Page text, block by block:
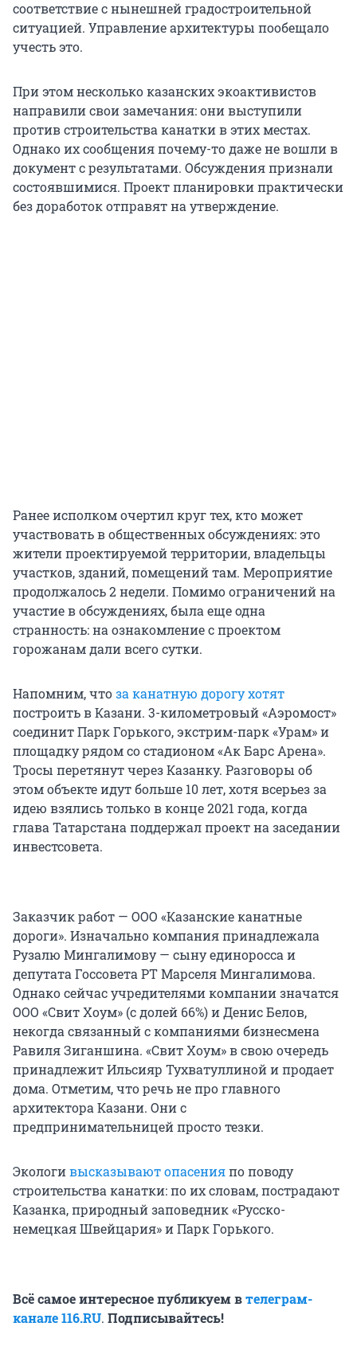
соответствие с нынешней градостроительной
ситуацией. Управление архитектуры пообещало
учесть это.
При этом несколько казанских экоактивистов
направили свои замечания: они выступили
против строительства канатки в этих местах.
Однако их сообщения почему-то даже не вошли в
документ с результатами. Обсуждения признали
состоявшимися. Проект планировки практически
без доработок отправят на утверждение.
Ранее исполком очертил круг тех, кто может
участвовать в общественных обсуждениях: это
жители проектируемой территории, владельцы
участков, зданий, помещений там. Мероприятие
продолжалось 2 недели. Помимо ограничений на
участие в обсуждениях, была еще одна
странность: на ознакомление с проектом
горожанам дали всего сутки.
Напомним, чтоза канатную дорогу хотят
построить в Казани. 3-километровый «Аэромост»
соединит Парк Горького, экстрим-парк «Урам» и
площадку рядом со стадионом «Ак Барс Арена».
Тросы перетянут через Казанку. Разговоры об
этом объекте идут больше 10 лет, хотя всерьез за
идею взялись только в конце 2021 года, когда
глава Татарстана поддержал проект на заседании
инвестсовета.
Заказчик работ — ООО «Казанские канатные
дороги». Изначально компания принадлежала
Рузалю Мингалимову — сыну единоросса и
депутата Госсовета РТ Марселя Мингалимова.
Однако сейчас учредителями компании значатся
ООО «Свит Хоум» (с долей 66%) и Денис Белов,
некогда связанный с компаниями бизнесмена
Равиля Зиганшина. «Свит Хоум» в свою очередь
принадлежит Ильсияр Тухватуллиной и продает
дома. Отметим, что речь не про главного
архитектора Казани. Они с
предпринимательницей просто тезки.
Экологивысказывают опасенияпо поводу
строительства канатки: по их словам, пострадают
Казанка, природный заповедник «Русско-
немецкая Швейцария» и Парк Горького.
Всё самое интересное публикуем втелеграм-
канале 116.RU. Подписывайтесь!